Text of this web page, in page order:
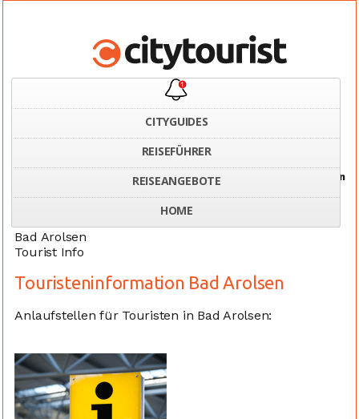
CITYGUIDES
REISEFÜHRER
REISEANGEBOTE
HOME
Deutschland Tourist Information Bad Arolsen
Bad Arolsen
Tourist Info
Touristeninformation Bad Arolsen
Anlaufstellen für Touristen in Bad Arolsen: